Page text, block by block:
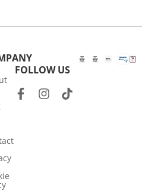
FOLLOW US